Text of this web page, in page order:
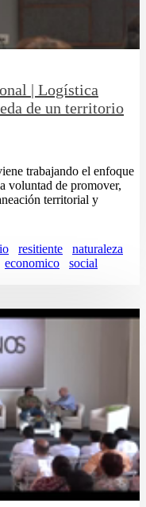
| Logística
de un territorio
trabajando el enfoque
voluntad de promover,
territorial y
resitiente
naturaleza
economico
social